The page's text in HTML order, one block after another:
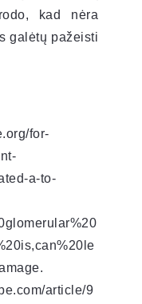
kad nėra
galėtų pažeisti
for-
a-to-
article/9